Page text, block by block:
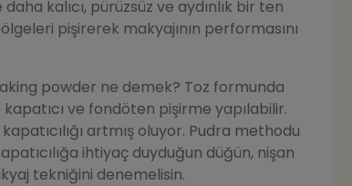
kalıcı, pürüzsüz ve aydınlık bir ten
pişirerek makyajının performasını
powder ne demek? Toz formunda
ve fondöten pişirme yapılabilir.
artmış oluyor. Pudra methodu
ihtiyaç duyduğun düğün, nişan
tekniğini denemelisin.